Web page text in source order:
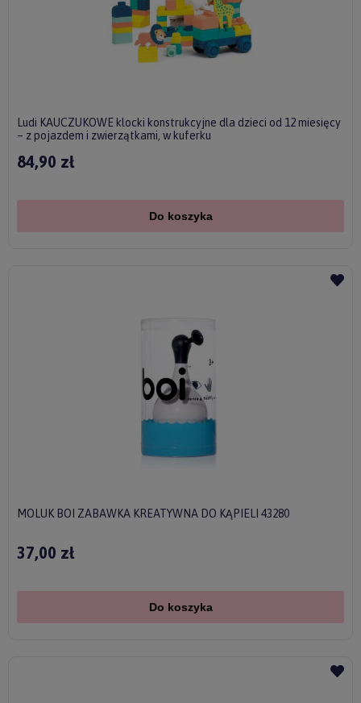
Ludi KAUCZUKOWE klocki konstrukcyjne dla dzieci od 12 miesięcy
– z pojazdem i zwierzątkami, w kuferku
84,90 zł
Do koszyka
MOLUK BOI ZABAWKA KREATYWNA DO KĄPIELI 43280
37,00 zł
Do koszyka